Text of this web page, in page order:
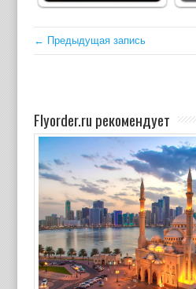
← Предыдущая запись
Flyorder.ru рекомендует